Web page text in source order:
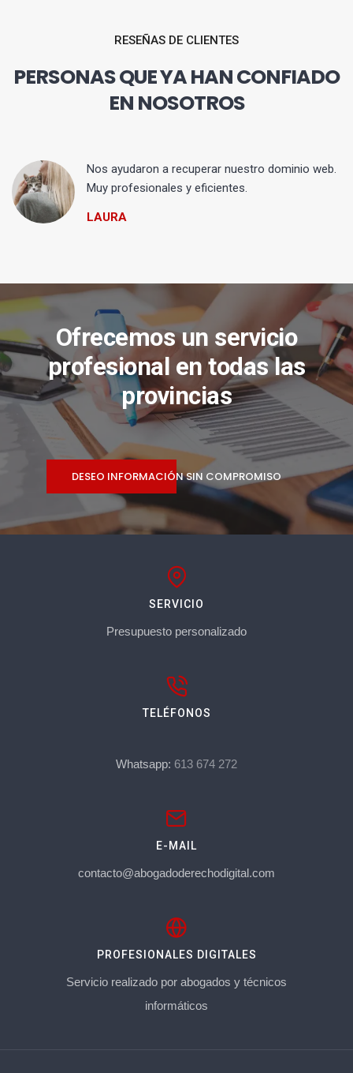
RESEÑAS DE CLIENTES
PERSONAS QUE YA HAN CONFIADO
EN NOSOTROS
Nos ayudaron a recuperar nuestro dominio web.
Muy profesionales y eficientes.
LAURA
Ofrecemos un servicio
profesional en todas las
provincias
DESEO INFORMACIÓN SIN COMPROMISO
SERVICIO
Presupuesto personalizado
TELÉFONOS
Whatsapp: 613 674 272
E-MAIL
contacto@abogadoderechodigital.com
PROFESIONALES DIGITALES
Servicio realizado por abogados y técnicos
informáticos